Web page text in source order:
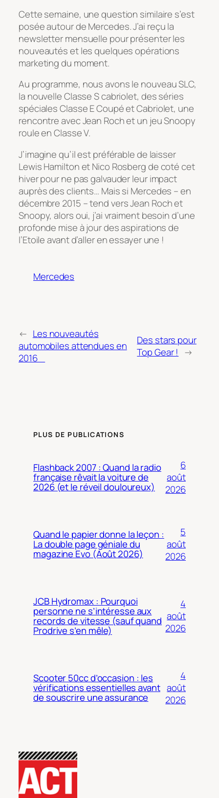
Cette semaine, une question similaire s’est
posée autour de Mercedes. J’ai reçu la
newsletter mensuelle pour présenter les
nouveautés et les quelques opérations
marketing du moment.
Au programme, nous avons le nouveau SLC,
la nouvelle Classe S cabriolet, des séries
spéciales Classe E Coupé et Cabriolet, une
rencontre avec Jean Roch et un jeu Snoopy
roule en Classe V.
J’imagine qu’il est préférable de laisser
Lewis Hamilton et Nico Rosberg de coté cet
hiver pour ne pas galvauder leur impact
auprès des clients… Mais si Mercedes – en
décembre 2015 – tend vers Jean Roch et
Snoopy, alors oui, j’ai vraiment besoin d’une
profonde mise à jour des aspirations de
l’Etoile avant d’aller en essayer une !
Mercedes
← Les nouveautés
automobiles attendues en
2016
Des stars pour
Top Gear ! →
PLUS DE PUBLICATIONS
Flashback 2007 : Quand la radio
française rêvait la voiture de
2026 (et le réveil douloureux)
6
août
2026
Quand le papier donne la leçon :
La double page géniale du
magazine Evo (Août 2026)
5
août
2026
JCB Hydromax : Pourquoi
personne ne s’intéresse aux
records de vitesse (sauf quand
Prodrive s’en mêle)
4
août
2026
Scooter 50cc d’occasion : les
vérifications essentielles avant
de souscrire une assurance
4
août
2026